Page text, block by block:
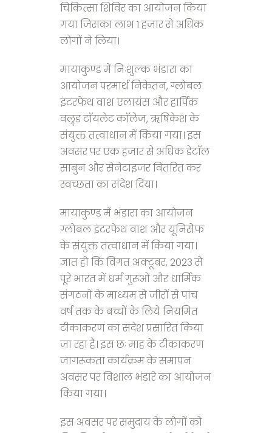
चिकित्सा शिविर का आयोजन किया
गया जिसका लाभ 1 हजार से अधिक
लोगों ने लिया।
मायाकुण्ड में निःशुल्क भंडारा का
आयोजन परमार्थ निकेतन, ग्लोबल
इंटरफेथ वाश एलायंस और हार्पिक
वल्र्ड टाॅयलेट काॅलेज, ऋषिकेश के
संयुक्त तत्वाधान में किया गया। इस
अवसर पर एक हजार से अधिक डेटाॅल
साबुन और सेनेटाइजर वितरित कर
स्वच्छता का संदेश दिया।
मायाकुण्ड में भंडारा का आयोजन
ग्लोबल इंटरफेथ वाश और यूनिसेेफ
के संयुक्त तत्वाधान में किया गया।
ज्ञात हो कि विगत अक्टूबर, 2023 से
पूरे भारत में धर्म गुरूओं और धार्मिक
संगठनों के माध्यम से जीरों से पांच
वर्ष तक के बच्चों के लिये नियमित
टीकाकरण का संदेश प्रसारित किया
जा रहा है। इस छः माह के टीकाकरण
जागरूकता कार्यक्रम के समापन
अवसर पर विशाल भंडारे का आयोजन
किया गया।
इस अवसर पर समुदाय के लोगों को